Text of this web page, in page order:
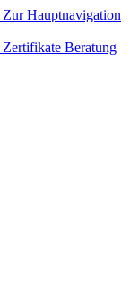
Zur Hauptnavigation
Zertifikate Beratung